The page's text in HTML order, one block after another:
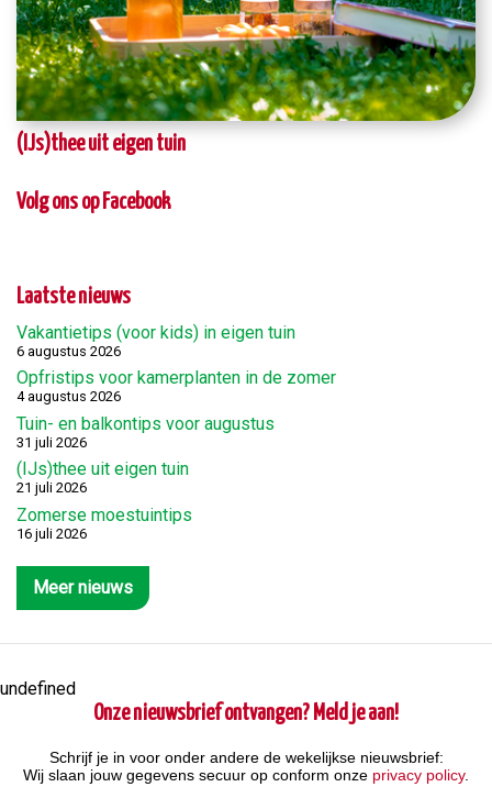
(IJs)thee uit eigen tuin
Volg ons op Facebook
Laatste nieuws
Vakantietips (voor kids) in eigen tuin
6 augustus 2026
Opfristips voor kamerplanten in de zomer
4 augustus 2026
Tuin- en balkontips voor augustus
31 juli 2026
(IJs)thee uit eigen tuin
21 juli 2026
Zomerse moestuintips
16 juli 2026
Meer nieuws
undefined
Onze nieuwsbrief ontvangen? Meld je aan!
Schrijf je in voor onder andere de wekelijkse nieuwsbrief:
Wij slaan jouw gegevens secuur op conform onze privacy policy.